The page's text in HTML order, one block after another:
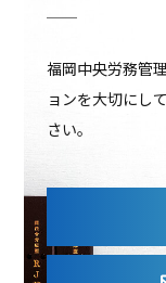
福岡中央労務管
ョンを大切にし
さい。